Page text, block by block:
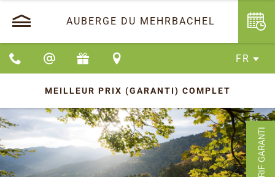
AUBERGE DU MEHRBACHEL
FR
MEILLEUR PRIX (GARANTI) COMPLET